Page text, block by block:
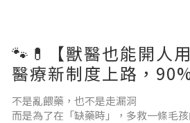
🐾💊【獸醫也能開人
醫療新制度上路，
了！
不是亂餵藥，也不是走漏洞
而是為了在「缺藥時」，多救一條毛